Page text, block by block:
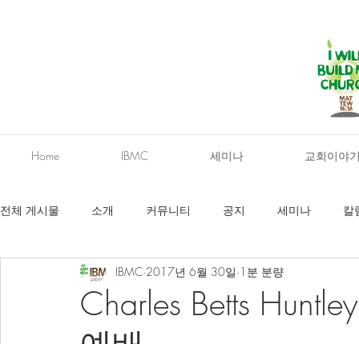
Home IBMC 세미나 교회이야
전체 게시물 소개 커뮤니티 공지 세미나 칼
Charles Betts
IBMC 2017년 6월 30일 1분 분량